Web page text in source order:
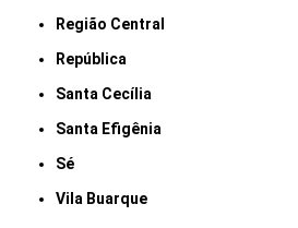
Região Central
República
Santa Cecília
Santa Efigênia
Sé
Vila Buarque